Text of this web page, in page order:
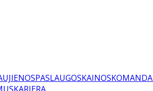
PASLAUGOSKAINOSKOMANDA